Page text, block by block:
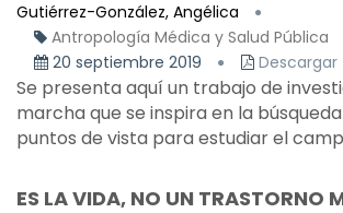
Gutiérrez-González, Angélica
Antropología Médica y Salud Pública
20 septiembre 2019
Descargar
Se presenta aquí un trabajo de
marcha que se inspira en la
puntos de vista para estudiar el
ES LA VIDA, NO UN TRASTORNO